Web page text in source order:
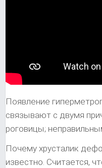
Появление
связывают с двумя
роговицы;
Почему хрусталик
известно. Считается,